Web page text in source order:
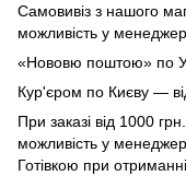
Самовивіз з нашого
можливість у
«Нововю поштою» по
Кур'єром по Києву —
При заказі від 1000
можливість у
Готівкою при отриманні.